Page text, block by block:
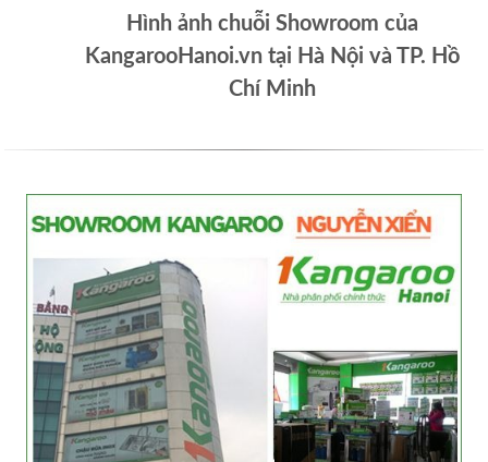
Hình ảnh chuỗi Showroom của
KangarooHanoi.vn tại Hà Nội và TP. Hồ
Chí Minh